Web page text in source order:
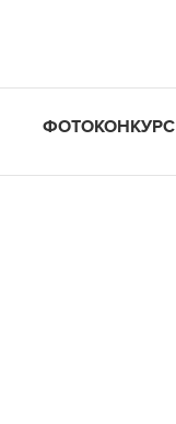
ФОТОКОНКУРС